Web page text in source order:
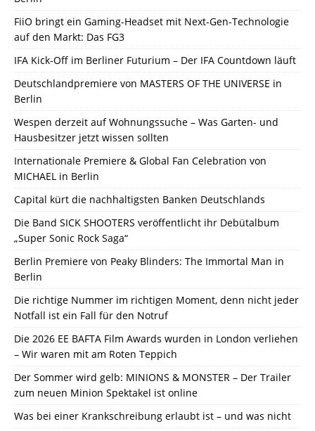
FiiO bringt ein Gaming-Headset mit Next-Gen-Technologie
auf den Markt: Das FG3
IFA Kick-Off im Berliner Futurium – Der IFA Countdown läuft
Deutschlandpremiere von MASTERS OF THE UNIVERSE in
Berlin
Wespen derzeit auf Wohnungssuche – Was Garten- und
Hausbesitzer jetzt wissen sollten
Internationale Premiere & Global Fan Celebration von
MICHAEL in Berlin
Capital kürt die nachhaltigsten Banken Deutschlands
Die Band SICK SHOOTERS veröffentlicht ihr Debütalbum
„Super Sonic Rock Saga“
Berlin Premiere von Peaky Blinders: The Immortal Man in
Berlin
Die richtige Nummer im richtigen Moment, denn nicht jeder
Notfall ist ein Fall für den Notruf
Die 2026 EE BAFTA Film Awards wurden in London verliehen
– Wir waren mit am Roten Teppich
Der Sommer wird gelb: MINIONS & MONSTER – Der Trailer
zum neuen Minion Spektakel ist online
Was bei einer Krankschreibung erlaubt ist – und was nicht